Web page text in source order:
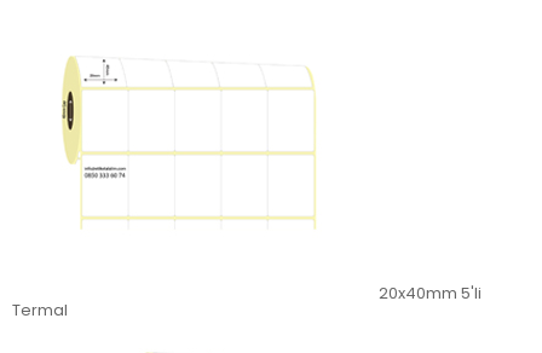
20x40mm 5'li
Termal